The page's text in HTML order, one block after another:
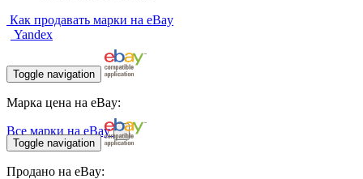
Как продавать марки на eBay
Yandex
Toggle navigation
Марка цена на eBay:
Все марки на eBay
Toggle navigation
Продано на eBay: